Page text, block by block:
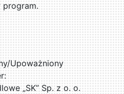
program.
Upoważniony
„SK” Sp. z o. o.